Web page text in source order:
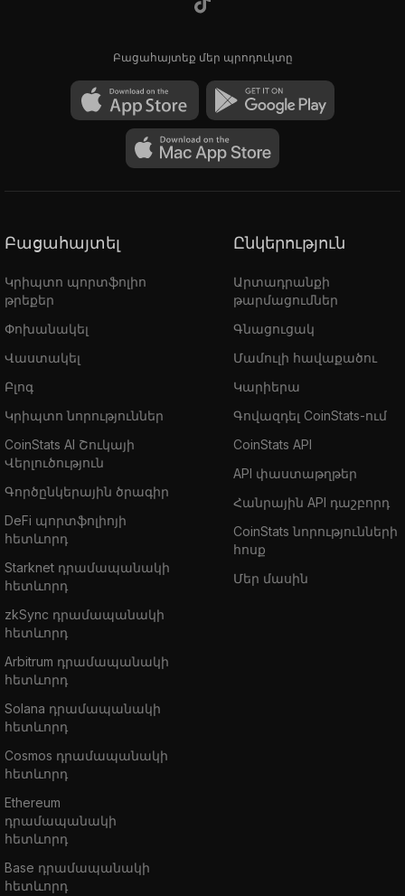
Բացահայտեք մեր պրոդուկտը
Բացահայտել
Կրիպտո պորտֆոլիո
թրեքեր
Փոխանակել
Վաստակել
Բլոգ
Կրիպտո նորություններ
CoinStats AI Շուկայի
Վերլուծություն
Գործընկերային ծրագիր
DeFi պորտֆոլիոյի
հետևորդ
Starknet դրամապանակի
հետևորդ
zkSync դրամապանակի
հետևորդ
Arbitrum դրամապանակի
հետևորդ
Solana դրամապանակի
հետևորդ
Cosmos դրամապանակի
հետևորդ
Ethereum
դրամապանակի
հետևորդ
Base դրամապանակի
հետևորդ
Ընկերություն
Արտադրանքի
թարմացումներ
Գնացուցակ
Մամուլի հավաքածու
Կարիերա
Գովազդել CoinStats-ում
CoinStats API
API փաստաթղթեր
Հանրային API դաշբորդ
CoinStats նորությունների
հոսք
Մեր մասին